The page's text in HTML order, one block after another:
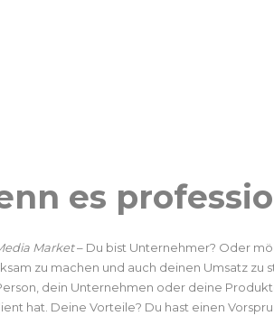
es
Market– Du bist Unternehmer? Oder
zu machen und auch deinen Umsatz
dein Unternehmen oder deine
hat. Deine Vorteile? Du hast einen